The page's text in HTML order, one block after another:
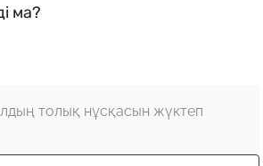
ма?
толық нұсқасын жүктеп